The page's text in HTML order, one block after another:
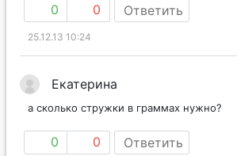
0 0 Ответить
25.12.13 10:24
Екатерина
а сколько стружки в граммах нужно?
0 0 Ответить